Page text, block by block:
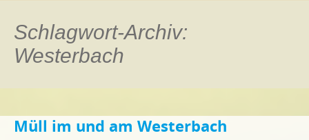
Schlagwort-Archiv:
Westerbach
Müll im und am Westerbach